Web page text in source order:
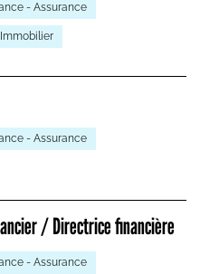
- Assurance
- Assurance
/ Directrice financière
- Assurance